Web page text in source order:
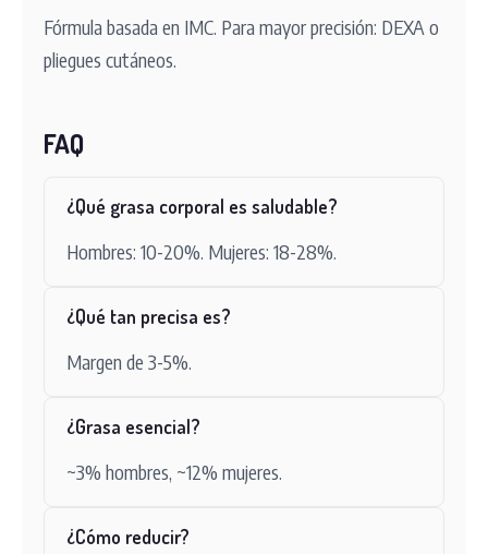
Fórmula basada en IMC. Para mayor precisión: DEXA o
pliegues cutáneos.
FAQ
¿Qué grasa corporal es saludable?
Hombres: 10-20%. Mujeres: 18-28%.
¿Qué tan precisa es?
Margen de 3-5%.
¿Grasa esencial?
~3% hombres, ~12% mujeres.
¿Cómo reducir?